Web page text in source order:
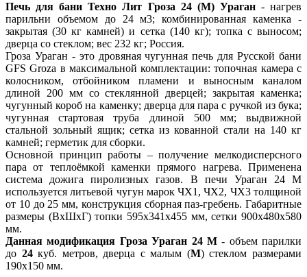
Печь для бани Техно Лит Гроза 24 (М) Ураган- нагрев
парильни объемом до 24 м3; комбинированная каменка -
закрытая (30 кг камней) и сетка (140 кг); топка с выносом;
дверца со стеклом; вес 232 кг; Россия.
Гроза Ураган - это дровяная чугунная печь для Русской бани
GFS Groza в максимальной комплектации: топочная камера с
колосником, отбойником пламени и выносным каналом
длиной 200 мм со стеклянной дверцей; закрытая каменка;
чугунный короб на каменку; дверца для пара с ручкой из бука;
чугунная стартовая труба длиной 500 мм; выдвижной
стальной зольный ящик; сетка из кованной стали на 140 кг
камней; герметик для сборки.
Основной принцип работы – получение мелкодисперсного
пара от теплоёмкой каменки прямого нагрева. Применена
система дожига пиролизных газов. В печи Ураган 24 М
используется литьевой чугун марок ЧХ1, ЧХ2, ЧХ3 толщиной
от 10 до 25 мм, конструкция сборная паз-гребень. Габаритные
размеры (ВxШxГ) топки 595x341x455 мм, сетки 900x480x580
мм.
Данная модификация Гроза Ураган 24 М- объем парилки
до 24куб. метров, дверца с малым (М) стеклом размерами
190x150 мм.